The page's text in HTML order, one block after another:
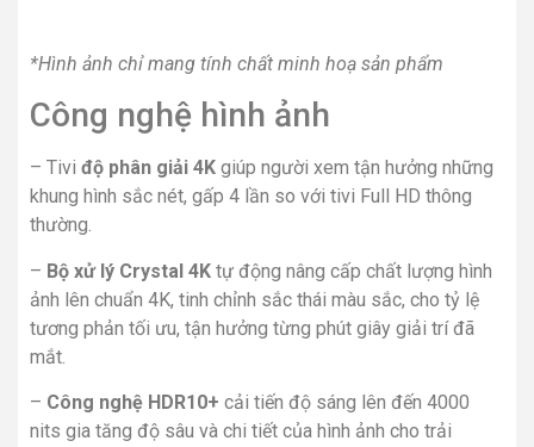
*Hình ảnh chỉ mang tính chất minh hoạ sản phẩm
Công nghệ hình ảnh
– Tivi độ phân giải 4K giúp người xem tận hưởng những
khung hình sắc nét, gấp 4 lần so với tivi Full HD thông
thường.
– Bộ xử lý Crystal 4K tự động nâng cấp chất lượng hình
ảnh lên chuẩn 4K, tinh chỉnh sắc thái màu sắc, cho tỷ lệ
tương phản tối ưu, tận hưởng từng phút giây giải trí đã
mắt.
– Công nghệ HDR10+ cải tiến độ sáng lên đến 4000
nits gia tăng độ sâu và chi tiết của hình ảnh cho trải